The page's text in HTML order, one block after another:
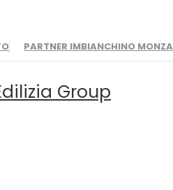
PARTNER IMBIANCHINO MONZA
Group